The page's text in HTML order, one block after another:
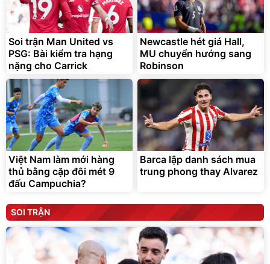
Soi trận Man United vs
PSG: Bài kiểm tra hạng
nặng cho Carrick
Newcastle hét giá Hall,
MU chuyển hướng sang
Robinson
Việt Nam làm mới hàng
thủ bằng cặp đôi mét 9
đấu Campuchia?
Barca lập danh sách mua
trung phong thay Alvarez
SOI TRẬN